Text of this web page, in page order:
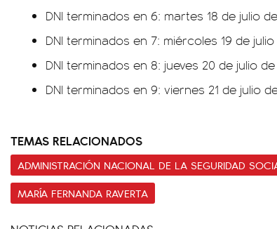
DNI terminados en 6: martes 18 de julio
DNI terminados en 7: miércoles 19 de
DNI terminados en 8: jueves 20 de julio de
DNI terminados en 9: viernes 21 de julio
TEMAS RELACIONADOS
ADMINISTRACIÓN NACIONAL DE LA SEGURIDAD
MARÍA FERNANDA RAVERTA